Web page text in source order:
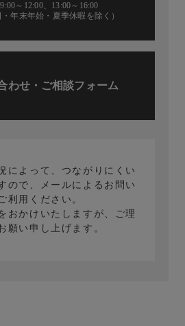
～12:00、13:00～16:00
・年末年始・夏季休暇を除く）
わせ・ご相談フォーム
によって、つながりにくい
ので、メールによるお問い
利用ください。
おかけいたしますが、ご理
願い申し上げます。